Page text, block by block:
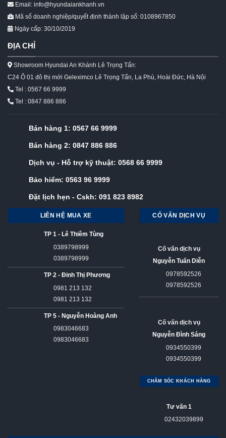
Email: info@hyundaiankhanh.vn
Mã số doanh nghiệp/quyết định thành lập số: 0108967850
Ngày cấp: 30/10/2019
ĐỊA CHỈ
Showroom Hyundai An Khánh Lê Trọng Tấn:
C24 Ô 01 đô thị mới Geleximco Lê Trọng Tấn, La Phù, Hoài Đức, Hà Nội
Tel : 0567 66 9999
Tel : 0847 886 886
Bán hàng 1: 0567 66 9999
Bán hàng 2: 0847 886 886
Dịch vụ - Hỗ trợ kỹ thuật: 0568 66 9999
Bảo hiểm: 0563 96 9999
Đặt lịch hẹn - Cskh: 091 823 8982
LIÊN HỆ MUA XE
TP 1 - Lê Thiêm Tùng
0389798999
0389798999
TP 2 - Đinh Thị Phương
0981 213 132
0981 213 132
TP 5 - Nguyễn Hoàng Anh
0983046683
0983046683
CỐ VẤN DỊCH VỤ
Cố vấn dịch vụ
Nguyễn Tuấn Diễn
0978592526
0978592526
Cố vấn dịch vụ
Nguyễn Đình Sáng
0934550399
0934550399
CHĂM SÓC KHÁCH HÀNG
Tư vấn 1
02432039899